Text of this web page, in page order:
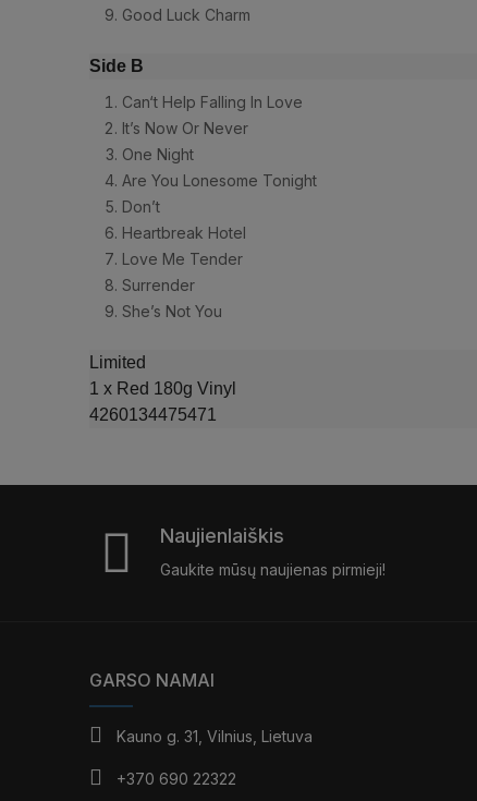
Good Luck Charm
Side B
Can‘t Help Falling In Love
It’s Now Or Never
One Night
Are You Lonesome Tonight
Don’t
Heartbreak Hotel
Love Me Tender
Surrender
She’s Not You
Limited
1 x Red 180g Vinyl
4260134475471
Naujienlaiškis
Gaukite mūsų naujienas pirmieji!
GARSO NAMAI
Kauno g. 31, Vilnius, Lietuva
+370 690 22322